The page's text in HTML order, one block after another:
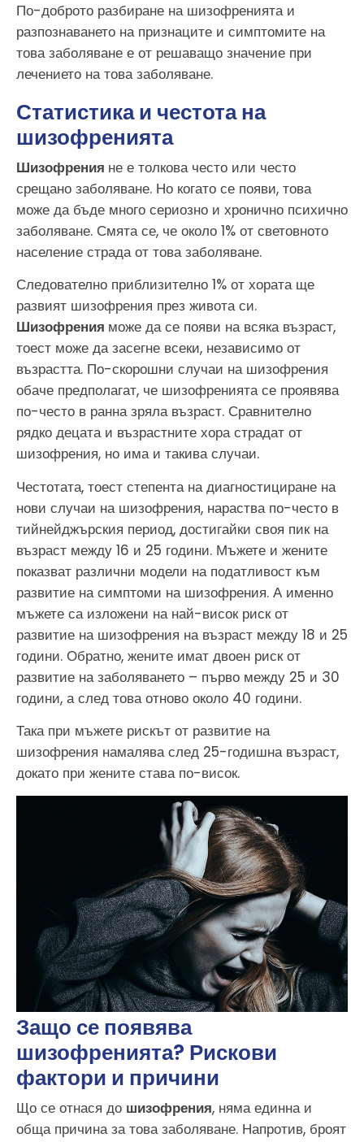
По-доброто разбиране на шизофренията и
разпознаването на признаците и симптомите на
това заболяване е от решаващо значение при
лечението на това заболяване.
Статистика и честота на
шизофренията
Шизофрения не е толкова често или често
срещано заболяване. Но когато се появи, това
може да бъде много сериозно и хронично психично
заболяване. Смята се, че около 1% от световното
население страда от това заболяване.
Следователно приблизително 1% от хората ще
развият шизофрения през живота си.
Шизофрения може да се появи на всяка възраст,
тоест може да засегне всеки, независимо от
възрастта. По-скорошни случаи на шизофрения
обаче предполагат, че шизофренията се проявява
по-често в ранна зряла възраст. Сравнително
рядко децата и възрастните хора страдат от
шизофрения, но има и такива случаи.
Честотата, тоест степента на диагностициране на
нови случаи на шизофрения, нараства по-често в
тийнейджърския период, достигайки своя пик на
възраст между 16 и 25 години. Мъжете и жените
показват различни модели на податливост към
развитие на симптоми на шизофрения. А именно
мъжете са изложени на най-висок риск от
развитие на шизофрения на възраст между 18 и 25
години. Обратно, жените имат двоен риск от
развитие на заболяването – първо между 25 и 30
години, а след това отново около 40 години.
Така при мъжете рискът от развитие на
шизофрения намалява след 25-годишна възраст,
докато при жените става по-висок.
Защо се появява
шизофренията? Рискови
фактори и причини
Що се отнася до шизофрения, няма единна и
обща причина за това заболяване. Напротив, броят